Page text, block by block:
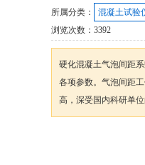
所属分类：
混凝土试验
浏览次数： 3392
硬化混凝土气泡间距
各项参数。气泡间距
高，深受国内科研单